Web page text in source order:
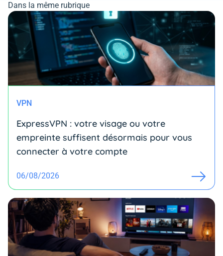
Dans la même rubrique
VPN
ExpressVPN : votre visage ou votre
empreinte suffisent désormais pour vous
connecter à votre compte
06/08/2026